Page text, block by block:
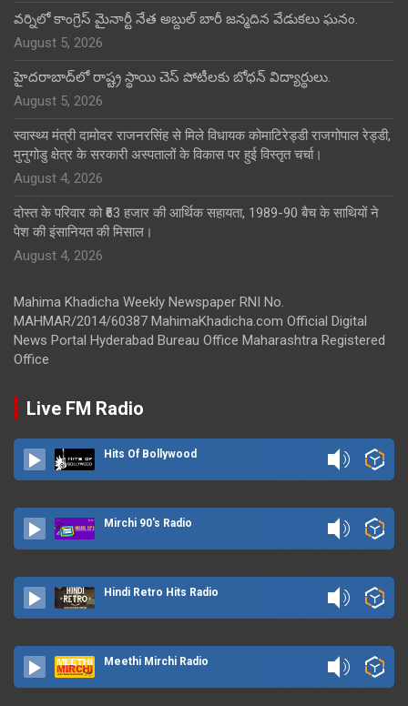
వర్నిలో కాంగ్రెస్ మైనార్టీ నేత అబ్దుల్ బారీ జన్మదిన వేడుకలు ఘనం.
August 5, 2026
హైదరాబాద్‌లో రాష్ట్ర స్థాయి చెస్ పోటీలకు బోధన్ విద్యార్థులు.
August 5, 2026
स्वास्थ्य मंत्री दामोदर राजनरसिंह से मिले विधायक कोमाटिरेड्डी राजगोपाल रेड्डी,
मुनुगोडु क्षेत्र के सरकारी अस्पतालों के विकास पर हुई विस्तृत चर्चा।
August 4, 2026
दोस्त के परिवार को ₹63 हजार की आर्थिक सहायता, 1989-90 बैच के साथियों ने
पेश की इंसानियत की मिसाल।
August 4, 2026
Mahima Khadicha Weekly Newspaper RNI No.
MAHMAR/2014/60387 MahimaKhadicha.com Official Digital
News Portal Hyderabad Bureau Office Maharashtra Registered
Office
Live FM Radio
Hits Of Bollywood
Mirchi 90's Radio
Hindi Retro Hits Radio
Meethi Mirchi Radio